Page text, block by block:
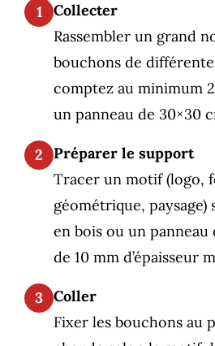
1
Collecter
Rassembler un grand
bouchons de
comptez au minimum
un panneau de 30×30
2
Préparer le support
Tracer un motif (logo,
géométrique, paysage)
en bois ou un
de 10 mm d’épaisseur
3 Coller
Fixer les bouchons au